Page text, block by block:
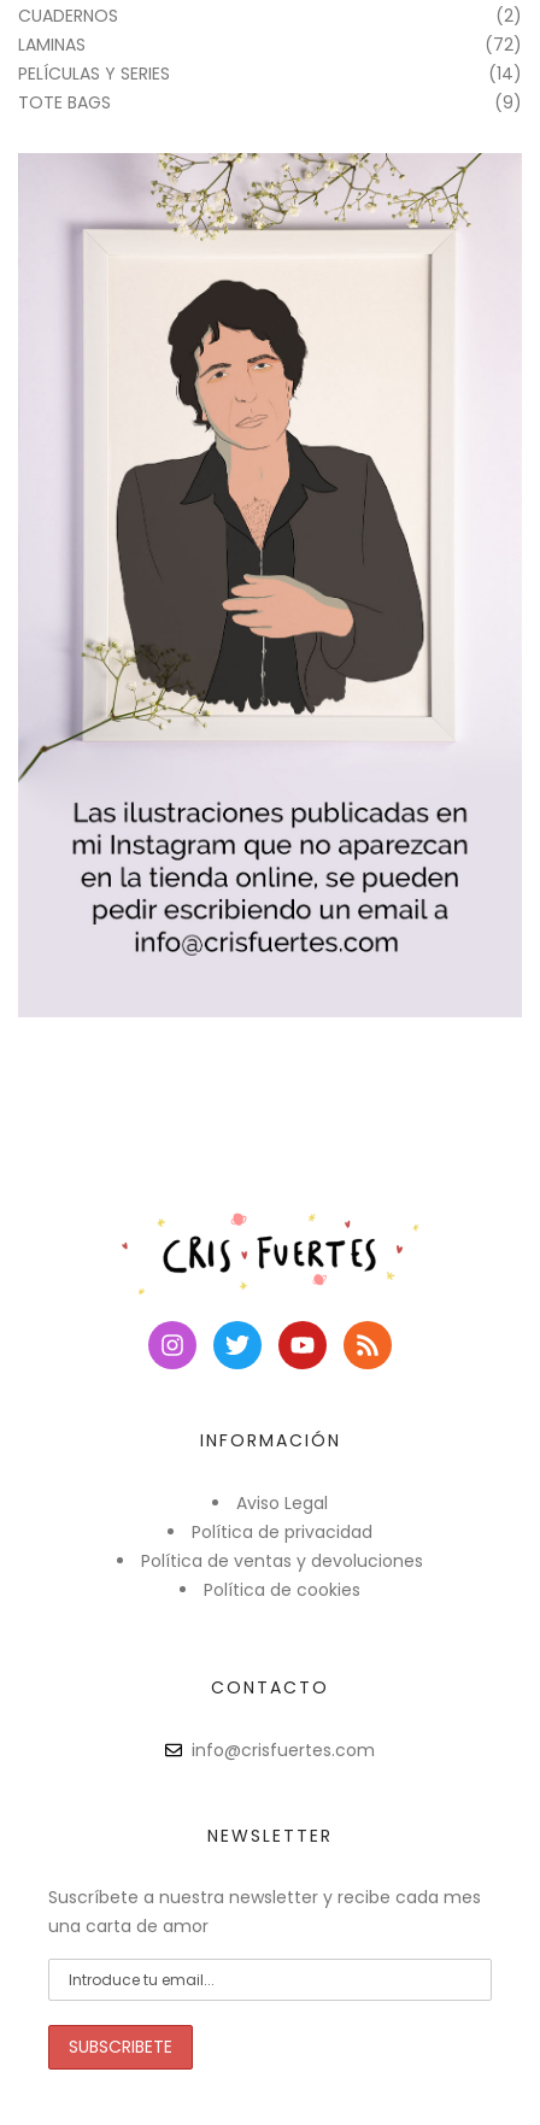
CUADERNOS
(2)
LAMINAS
(72)
PELÍCULAS Y SERIES
(14)
TOTE BAGS
(9)
INFORMACIÓN
Aviso Legal
Política de privacidad
Política de ventas y devoluciones
Política de cookies
CONTACTO
info@crisfuertes.com
NEWSLETTER
Suscríbete a nuestra newsletter y recibe cada mes
una carta de amor
SUBSCRIBETE